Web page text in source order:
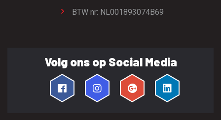
BTW nr: NL001893074B69
Volg ons op Social Media